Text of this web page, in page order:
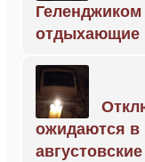
Геленджиком
отдыхающие
ожидаются в